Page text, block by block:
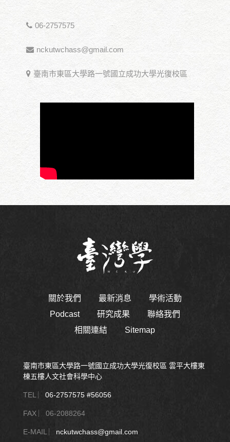
06-2757575
nckutwchass@gmail.com
臺南市東區大學路一號國立成功大學光復校區
關於我們 最新消息
學術活動
Podcast
研究成果
聯絡我們
相關連結
Sitemap
臺南市東區大學路一號國立成功大學光復校區 雲平大樓東
棟五樓人文社會科學中心
TEL ︳ 06-2757575 #56056
FAX ︳06-2088264
E-MAIL ︳ nckutwchass@gmail.com